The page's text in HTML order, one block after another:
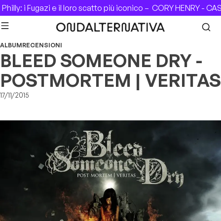
Skip to content
i Fugazi e il loro scatto più iconico – CORY HENRY -
ALBUMRECENSIONI
BLEED SOMEONE DRY -
POSTMORTEM | VERITAS
17/11/2015